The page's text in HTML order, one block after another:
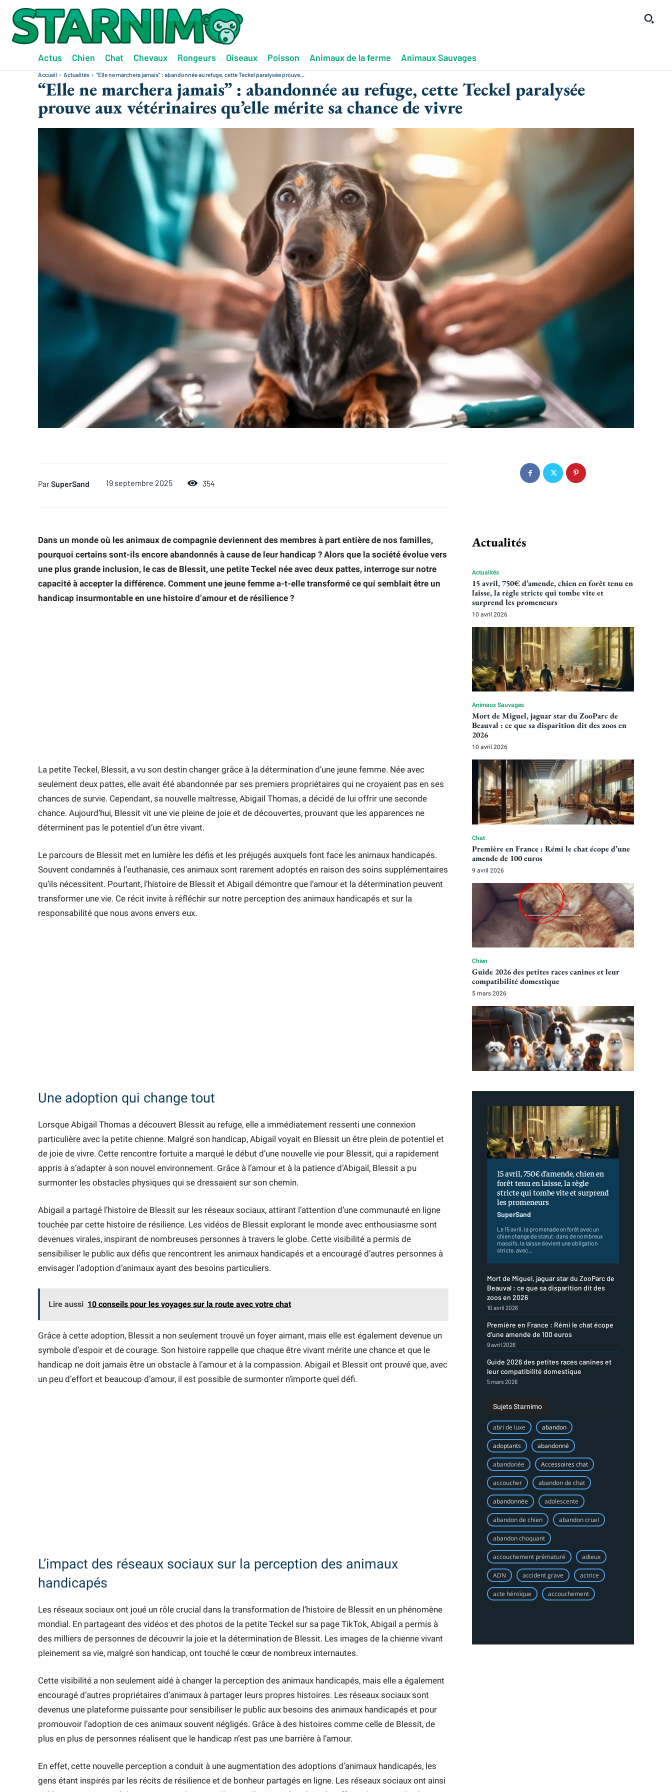
Actus Chien Chat Chevaux Rongeurs Oiseaux Poisson Animaux de la ferme Animaux Sauvages
Accueil Actualités "Elle ne marchera jamais" : abandonnée au refuge, cette Teckel paralysée prouve...
“Elle ne marchera jamais” : abandonnée au refuge, cette Teckel paralysée
prouve aux vétérinaires qu’elle mérite sa chance de vivre
ParSuperSand 19 septembre 2025 354
Dans un monde où les animaux de compagnie deviennent des membres à part entière de nos familles,
pourquoi certains sont-ils encore abandonnés à cause de leur handicap ? Alors que la société évolue vers
une plus grande inclusion, le cas de Blessit, une petite Teckel née avec deux pattes, interroge sur notre
capacité à accepter la différence. Comment une jeune femme a-t-elle transformé ce qui semblait être un
handicap insurmontable en une histoire d’amour et de résilience ?
La petite Teckel, Blessit, a vu son destin changer grâce à la détermination d’une jeune femme. Née avec
seulement deux pattes, elle avait été abandonnée par ses premiers propriétaires qui ne croyaient pas en ses
chances de survie. Cependant, sa nouvelle maîtresse, Abigail Thomas, a décidé de lui offrir une seconde
chance. Aujourd’hui, Blessit vit une vie pleine de joie et de découvertes, prouvant que les apparences ne
déterminent pas le potentiel d’un être vivant.
Le parcours de Blessit met en lumière les défis et les préjugés auxquels font face les animaux handicapés.
Souvent condamnés à l’euthanasie, ces animaux sont rarement adoptés en raison des soins supplémentaires
qu’ils nécessitent. Pourtant, l’histoire de Blessit et Abigail démontre que l’amour et la détermination peuvent
transformer une vie. Ce récit invite à réfléchir sur notre perception des animaux handicapés et sur la
responsabilité que nous avons envers eux.
Une adoption qui change tout
Lorsque Abigail Thomas a découvert Blessit au refuge, elle a immédiatement ressenti une connexion
particulière avec la petite chienne. Malgré son handicap, Abigail voyait en Blessit un être plein de potentiel et
de joie de vivre. Cette rencontre fortuite a marqué le début d’une nouvelle vie pour Blessit, qui a rapidement
appris à s’adapter à son nouvel environnement. Grâce à l’amour et à la patience d’Abigail, Blessit a pu
surmonter les obstacles physiques qui se dressaient sur son chemin.
Abigail a partagé l’histoire de Blessit sur les réseaux sociaux, attirant l’attention d’une communauté en ligne
touchée par cette histoire de résilience. Les vidéos de Blessit explorant le monde avec enthousiasme sont
devenues virales, inspirant de nombreuses personnes à travers le globe. Cette visibilité a permis de
sensibiliser le public aux défis que rencontrent les animaux handicapés et a encouragé d’autres personnes à
envisager l’adoption d’animaux ayant des besoins particuliers.
Lire aussi 10 conseils pour les voyages sur la route avec votre chat
Grâce à cette adoption, Blessit a non seulement trouvé un foyer aimant, mais elle est également devenue un
symbole d’espoir et de courage. Son histoire rappelle que chaque être vivant mérite une chance et que le
handicap ne doit jamais être un obstacle à l’amour et à la compassion. Abigail et Blessit ont prouvé que, avec
un peu d’effort et beaucoup d’amour, il est possible de surmonter n’importe quel défi.
L’impact des réseaux sociaux sur la perception des animaux
handicapés
Les réseaux sociaux ont joué un rôle crucial dans la transformation de l’histoire de Blessit en un phénomène
mondial. En partageant des vidéos et des photos de la petite Teckel sur sa page TikTok, Abigail a permis à
des milliers de personnes de découvrir la joie et la détermination de Blessit. Les images de la chienne vivant
pleinement sa vie, malgré son handicap, ont touché le cœur de nombreux internautes.
Cette visibilité a non seulement aidé à changer la perception des animaux handicapés, mais elle a également
encouragé d’autres propriétaires d’animaux à partager leurs propres histoires. Les réseaux sociaux sont
devenus une plateforme puissante pour sensibiliser le public aux besoins des animaux handicapés et pour
promouvoir l’adoption de ces animaux souvent négligés. Grâce à des histoires comme celle de Blessit, de
plus en plus de personnes réalisent que le handicap n’est pas une barrière à l’amour.
En effet, cette nouvelle perception a conduit à une augmentation des adoptions d’animaux handicapés, les
gens étant inspirés par les récits de résilience et de bonheur partagés en ligne. Les réseaux sociaux ont ainsi
Actualités
Actualités
15 avril, 750€ d’amende, chien en forêt tenu en
laisse, la règle stricte qui tombe vite et
surprend les promeneurs
10 avril 2026
Animaux Sauvages
Mort de Miguel, jaguar star du ZooParc de
Beauval : ce que sa disparition dit des zoos en
2026
10 avril 2026
Chat
Première en France : Rémi le chat écope d’une
amende de 100 euros
9 avril 2026
Chien
Guide 2026 des petites races canines et leur
compatibilité domestique
5 mars 2026
15 avril, 750€ d’amende, chien en
forêt tenu en laisse, la règle
stricte qui tombe vite et surprend
les promeneurs
SuperSand
Le 15 avril, la promenade en forêt avec un
chien change de statut: dans de nombreux
massifs, la laisse devient une obligation
stricte, avec...
Mort de Miguel, jaguar star du ZooParc de
Beauval : ce que sa disparition dit des
zoos en 2026
10 avril 2026
Première en France : Rémi le chat écope
d’une amende de 100 euros
9 avril 2026
Guide 2026 des petites races canines et
leur compatibilité domestique
5 mars 2026
Sujets Starnimo
abri de luxe abandon
adoptants abandonné
abandonée Accessoires chat
accoucher abandon de chat
abandonnée adolescente
abandon de chien abandon cruel
abandon choquant
accouchement prématuré adieux
ADN accident grave actrice
acte héroïque accouchement